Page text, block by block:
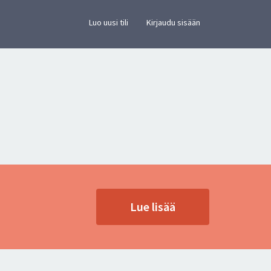
Luo uusi tili Kirjaudu sisään
Lue lisää